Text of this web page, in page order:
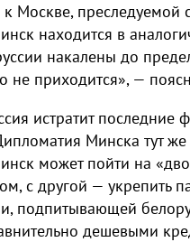
Москве, преследуемой
находится в
накалены до
приходится», —
истратит последние
Минска тут
может пойти на
с другой — укрепить
подпитывающей
дешевыми